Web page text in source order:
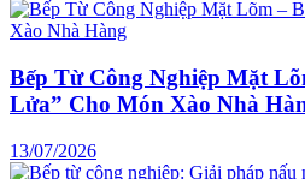
Bếp Từ Công Nghiệp Mặt
Lửa” Cho Món Xào Nhà
13/07/2026